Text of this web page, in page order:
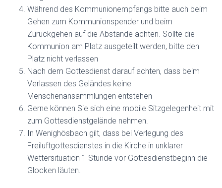
Während des Kommunionempfangs bitte auch beim
Gehen zum Kommunionspender und beim
Zurückgehen auf die Abstände achten. Sollte die
Kommunion am Platz ausgeteilt werden, bitte den
Platz nicht verlassen
Nach dem Gottesdienst darauf achten, dass beim
Verlassen des Geländes keine
Menschenansammlungen entstehen
Gerne können Sie sich eine mobile Sitzgelegenheit mit
zum Gottesdienstgelände nehmen.
In Wenighösbach gilt, dass bei Verlegung des
Freiluftgottesdienstes in die Kirche in unklarer
Wettersituation 1 Stunde vor Gottesdienstbeginn die
Glocken läuten.